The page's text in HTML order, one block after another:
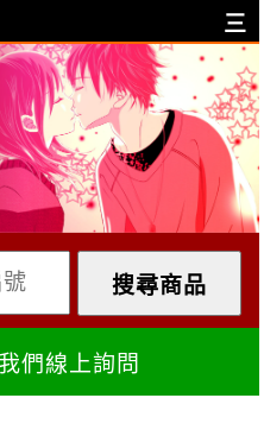
三
購物車內容:
的!
們線上詢問